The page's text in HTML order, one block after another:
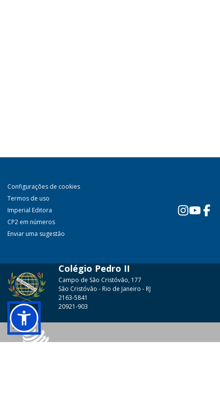
Configurações de cookies
Termos de uso
Imperial Editora
CP2 em números
Enviar uma sugestão
Colégio Pedro II
Campo de São Cristóvão, 177
São Cristóvão - Rio de Janeiro - RJ
2163-5841
20921-903